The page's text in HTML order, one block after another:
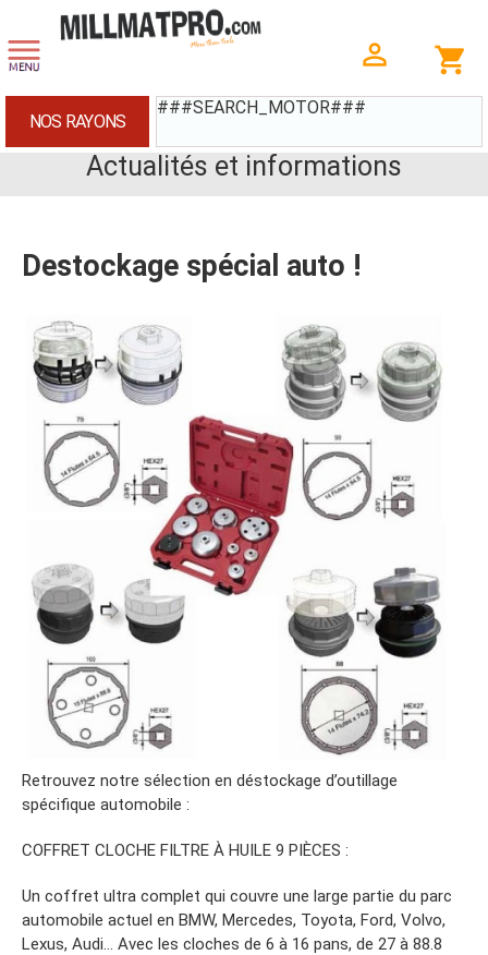
###SEARCH_MOTOR###
NOS RAYONS
Actualités et informations
Destockage spécial auto !
Retrouvez notre sélection en déstockage d’outillage
spécifique automobile :
COFFRET CLOCHE FILTRE À HUILE 9 PIÈCES :
Un coffret ultra complet qui couvre une large partie du parc
automobile actuel en BMW, Mercedes, Toyota, Ford, Volvo,
Lexus, Audi… Avec les cloches de 6 à 16 pans, de 27 à 88.8